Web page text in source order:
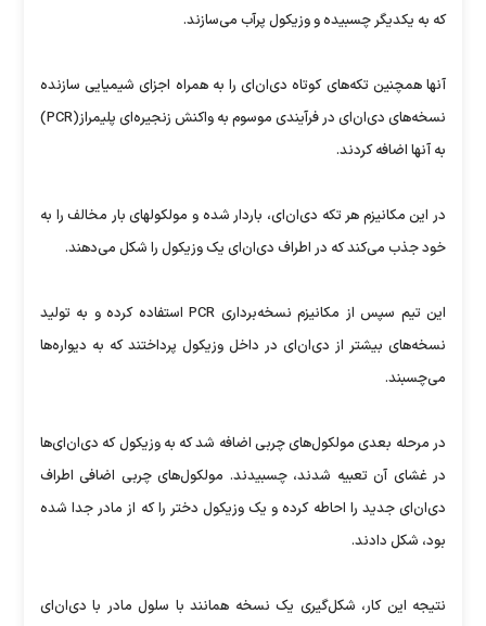
که به یکدیگر چسبیده و وزیکول پرآب می‌سازند.
آنها همچنین تکه‌های کوتاه دی‌ان‌ای را به همراه اجزای شیمیایی سازنده
نسخه‌های دی‌ان‌ای در فرآیندی موسوم به واکنش زنجیره‌ای پلیمراز(PCR)
به آنها اضافه کردند.
در این مکانیزم هر تکه دی‌ان‌ای، باردار شده و مولکولهای بار مخالف را به
خود جذب می‌کند که در اطراف دی‌ان‌ای یک وزیکول را شکل می‌دهند.
این تیم سپس از مکانیزم نسخه‌برداری PCR استفاده کرده و به تولید
نسخه‌های بیشتر از دی‌ان‌ای در داخل وزیکول پرداختند که به دیواره‌ها
می‌چسبند.
در مرحله بعدی مولکول‌های چربی اضافه شد که به وزیکول که دی‌ان‌ای‌ها
در غشای آن تعبیه شدند، چسبیدند. مولکول‌های چربی اضافی اطراف
دی‌ان‌ای جدید را احاطه کرده و یک وزیکول دختر را که از مادر جدا شده
بود، شکل دادند.
نتیجه این کار، شکل‌گیری یک نسخه همانند با سلول مادر با دی‌ان‌ای